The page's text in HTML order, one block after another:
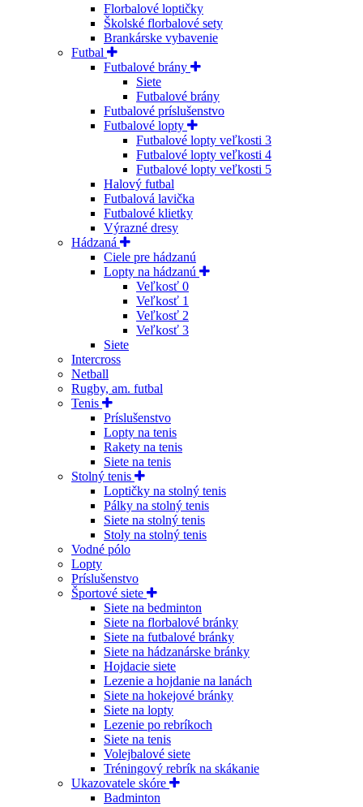
Florbalové loptičky
Školské florbalové sety
Brankárske vybavenie
Futbal
Futbalové brány
Siete
Futbalové brány
Futbalové príslušenstvo
Futbalové lopty
Futbalové lopty veľkosti 3
Futbalové lopty veľkosti 4
Futbalové lopty veľkosti 5
Halový futbal
Futbalová lavička
Futbalové klietky
Výrazné dresy
Hádzaná
Ciele pre hádzanú
Lopty na hádzanú
Veľkosť 0
Veľkosť 1
Veľkosť 2
Veľkosť 3
Siete
Intercross
Netball
Rugby, am. futbal
Tenis
Príslušenstvo
Lopty na tenis
Rakety na tenis
Siete na tenis
Stolný tenis
Loptičky na stolný tenis
Pálky na stolný tenis
Siete na stolný tenis
Stoly na stolný tenis
Vodné pólo
Lopty
Príslušenstvo
Športové siete
Siete na bedminton
Siete na florbalové bránky
Siete na futbalové bránky
Siete na hádzanárske bránky
Hojdacie siete
Lezenie a hojdanie na lanách
Siete na hokejové bránky
Siete na lopty
Lezenie po rebríkoch
Siete na tenis
Volejbalové siete
Tréningový rebrík na skákanie
Ukazovatele skóre
Badminton